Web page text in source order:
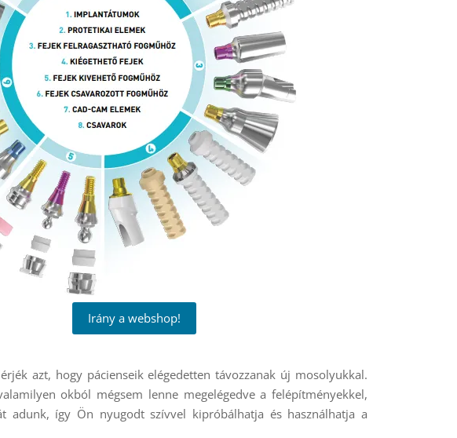
Irány a webshop!
azt, hogy pácienseik elégedetten távozzanak új mosolyukkal.
okból mégsem lenne megelégedve a felépítményekkel,
adunk, így Ön nyugodt szívvel kipróbálhatja és használhatja a